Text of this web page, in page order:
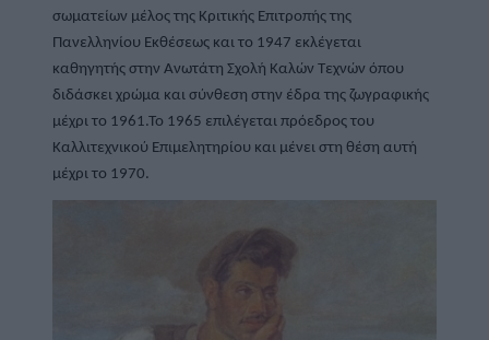
σωματείων μέλος της Κριτικής Επιτροπής της
Πανελληνίου Εκθέσεως και το 1947 εκλέγεται
καθηγητής στην Ανωτάτη Σχολή Καλών Τεχνών όπου
διδάσκει χρώμα και σύνθεση στην έδρα της ζωγραφικής
μέχρι το 1961.Το 1965 επιλέγεται πρόεδρος του
Καλλιτεχνικού Επιμελητηρίου και μένει στη θέση αυτή
μέχρι το 1970.